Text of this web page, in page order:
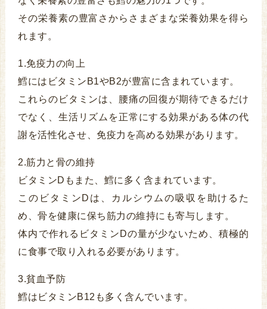
その栄養素の豊富さからさまざまな栄養効果を得ら
れます。
1.免疫力の向上
鱈にはビタミンB1やB2が豊富に含まれています。
これらのビタミンは、腰痛の回復が期待できるだけ
でなく、生活リズムを正常にする効果がある体の代
謝を活性化させ、免疫力を高める効果があります。
2.筋力と骨の維持
ビタミンDもまた、鱈に多く含まれています。
このビタミンDは、カルシウムの吸収を助けるた
め、骨を健康に保ち筋力の維持にも寄与します。
体内で作れるビタミンDの量が少ないため、積極的
に食事で取り入れる必要があります。
3.貧血予防
鱈はビタミンB12も多く含んでいます。